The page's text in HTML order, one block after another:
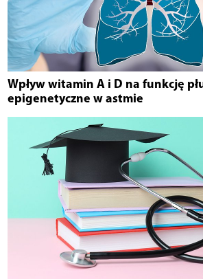
Wpływ witamin A i D na funkcję
epigenetyczne w astmie